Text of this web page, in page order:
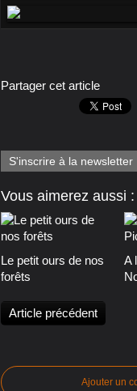
Partager cet article
S'inscrire à la newsletter
Vous aimerez aussi :
Le petit ours de nos
forêts
A
Article précédent
Ajouter un